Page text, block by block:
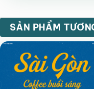
SẢN PHẨM
VIP